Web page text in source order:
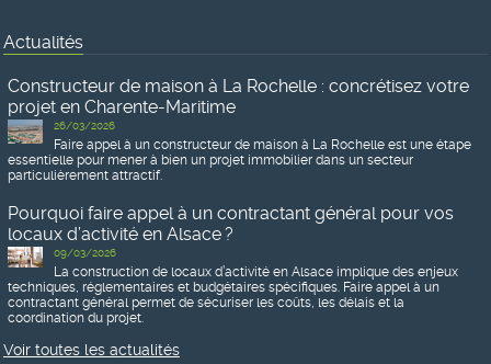
Actualités
Constructeur de maison à La Rochelle : concrétisez votre
projet en Charente-Maritime
26/03/2026
Faire appel à un constructeur de maison à La Rochelle est une étape
essentielle pour mener à bien un projet immobilier dans un secteur
particulièrement attractif.
Pourquoi faire appel à un contractant général pour vos
locaux d’activité en Alsace ?
09/03/2026
La construction de locaux d’activité en Alsace implique des enjeux
techniques, réglementaires et budgétaires spécifiques. Faire appel à un
contractant général permet de sécuriser les coûts, les délais et la
coordination du projet.
Voir toutes les actualités